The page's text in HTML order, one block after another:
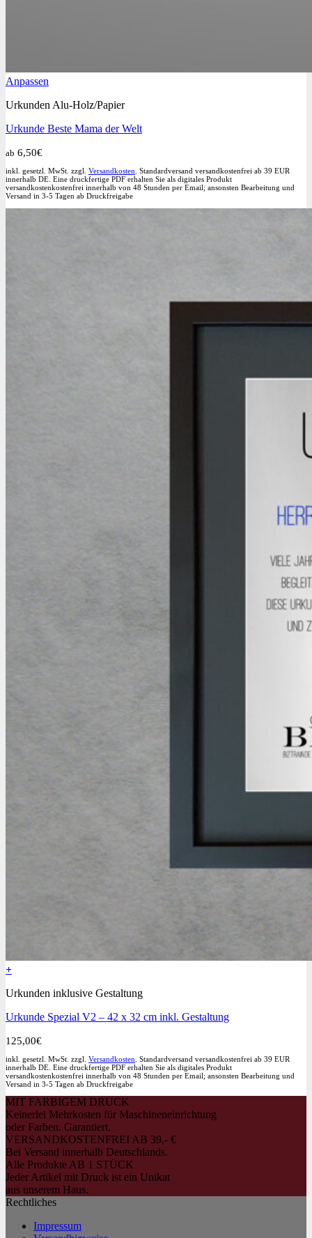
Anpassen
weist
Varianten
Optionen
können
auf
der
Urkunden Alu-Holz/Papier
Urkunde Beste Mama der Welt
ab 6,50€
inkl. gesetzl. MwSt. zzgl. Versandkosten . Standardversand versandkostenfrei ab 39 EUR
innerhalb DE. Eine druckfertige PDF erhalten Sie als digitales Produkt
versandkostenkostenfrei innerhalb von 48 Stunden per Email; ansonsten Bearbeitung und
Versand in 3-5 Tagen ab Druckfreigabe
+
Produkt
mehrere
auf.
Die
Optionen
können
auf
der
Produktseite
gewählt
werden
Urkunden inklusive Gestaltung
Urkunde Spezial V2 – 42 x 32 cm inkl. Gestaltung
125,00€
inkl. gesetzl. MwSt. zzgl. Versandkosten . Standardversand versandkostenfrei ab 39 EUR
innerhalb DE. Eine druckfertige PDF erhalten Sie als digitales Produkt
versandkostenkostenfrei innerhalb von 48 Stunden per Email; ansonsten Bearbeitung und
Versand in 3-5 Tagen ab Druckfreigabe
MIT FARBIGEM DRUCK
Keinerlei Mehrkosten für Maschineneinrichtung
oder Farben. Garantiert.
VERSANDKOSTENFREI AB 39,- €
Bei Versand innerhalb Deutschlands.
Alle Produkte AB 1 STÜCK
Jeder Artikel mit Druck ist ein Unikat
aus unserem Haus.
Rechtliches
Impressum